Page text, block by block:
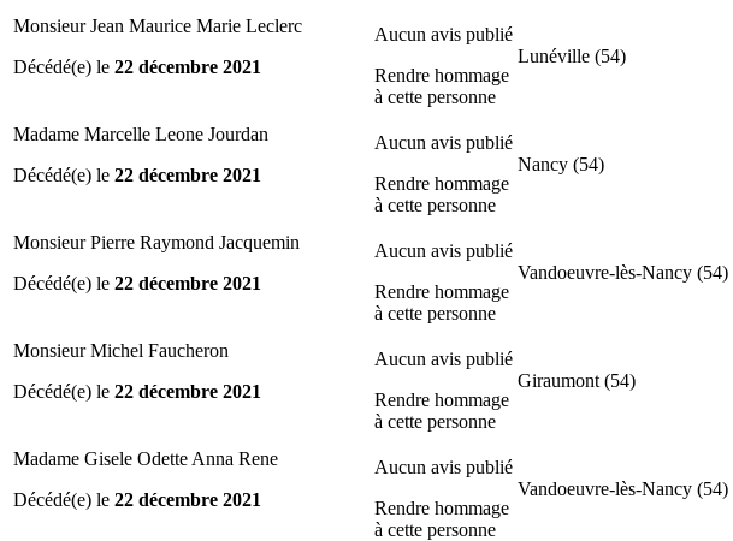
Monsieur Jean Maurice Marie Leclerc
Décédé(e) le 22 décembre 2021
Aucun avis publié
Rendre hommage
à cette personne
Lunéville (54)
Madame Marcelle Leone Jourdan
Décédé(e) le 22 décembre 2021
Aucun avis publié
Rendre hommage
à cette personne
Nancy (54)
Monsieur Pierre Raymond Jacquemin
Décédé(e) le 22 décembre 2021
Aucun avis publié
Rendre hommage
à cette personne
Vandoeuvre-lès-Nancy (54)
Monsieur Michel Faucheron
Décédé(e) le 22 décembre 2021
Aucun avis publié
Rendre hommage
à cette personne
Giraumont (54)
Madame Gisele Odette Anna Rene
Décédé(e) le 22 décembre 2021
Aucun avis publié
Rendre hommage
à cette personne
Vandoeuvre-lès-Nancy (54)